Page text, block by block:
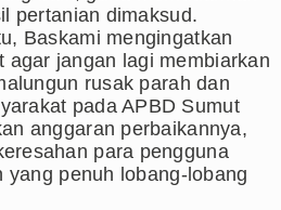
pertanian dimaksud.
Baskami mengingatkan
agar jangan lagi membiarkan
rusak parah dan
pada APBD Sumut
anggaran perbaikannya,
para pengguna
yang penuh lobang-lobang